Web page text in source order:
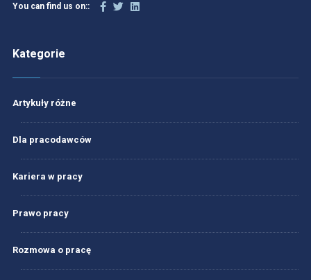
You can find us on::
Kategorie
Artykuły różne
Dla pracodawców
Kariera w pracy
Prawo pracy
Rozmowa o pracę